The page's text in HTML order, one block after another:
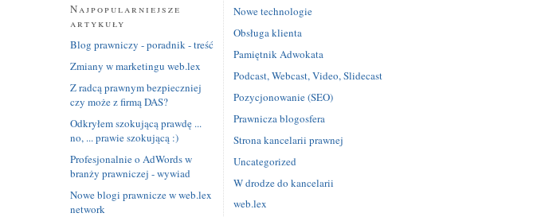
Najpopularniejsze
artykuły
Blog prawniczy - poradnik - treść
Zmiany w marketingu web.lex
Z radcą prawnym bezpieczniej
czy może z firmą DAS?
Odkryłem szokującą prawdę ...
no, ... prawie szokującą :)
Profesjonalnie o AdWords w
branży prawniczej - wywiad
Nowe blogi prawnicze w web.lex
network
Nowe technologie
Obsługa klienta
Pamiętnik Adwokata
Podcast, Webcast, Video, Slidecast
Pozycjonowanie (SEO)
Prawnicza blogosfera
Strona kancelarii prawnej
Uncategorized
W drodze do kancelarii
web.lex